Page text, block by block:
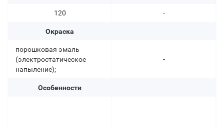
120
Окраска
порошковая эмаль
(электростатическое
напыление);
Особенности
-
-